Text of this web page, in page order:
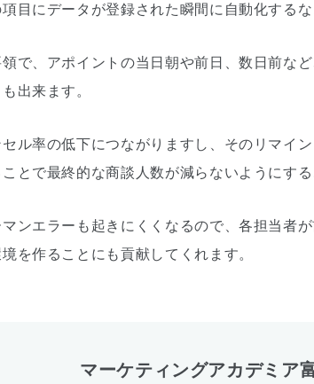
目にデータが登録された瞬間に自動化する
領で、アポイントの当日朝や前日、数日前な
出来ます。
セル率の低下につながりますし、そのリマイ
ことで最終的な商談人数が減らないようにする
マンエラーも起きにくくなるので、各担当者
を作ることにも貢献してくれます。
マーケティングアカデミア